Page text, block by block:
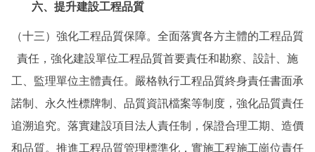
六、提升建設工程品質
（十三）強化工程品質保障。全面落實各方主體的工程品質
責任，強化建設單位工程品質首要責任和勘察、設計、施
工、監理單位主體責任。嚴格執行工程品質終身責任書面承
諾制、永久性標牌制、品質資訊檔案等制度，強化品質責任
追溯追究。落實建設項目法人責任制，保證合理工期、造價
和品質。推進工程品質管理標準化，實施工程施工崗位責任